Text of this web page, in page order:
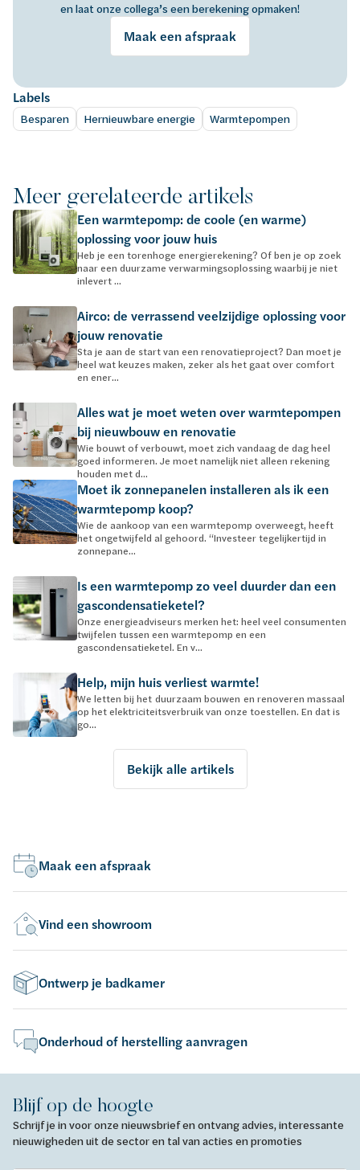
en laat onze collega’s een berekening opmaken!
Maak een afspraak
Labels
Besparen Hernieuwbare energie Warmtepompen
Meer gerelateerde artikels
Een warmtepomp: de coole (en warme)
oplossing voor jouw huis
Heb je een torenhoge energierekening? Of ben je op zoek
naar een duurzame verwarmingsoplossing waarbij je niet
inlevert ...
Airco: de verrassend veelzijdige oplossing voor
jouw renovatie
Sta je aan de start van een renovatieproject? Dan moet je
heel wat keuzes maken, zeker als het gaat over comfort
en ener...
Alles wat je moet weten over warmtepompen
bij nieuwbouw en renovatie
Wie bouwt of verbouwt, moet zich vandaag de dag heel
goed informeren. Je moet namelijk niet alleen rekening
houden met d...
Moet ik zonnepanelen installeren als ik een
warmtepomp koop?
Wie de aankoop van een warmtepomp overweegt, heeft
het ongetwijfeld al gehoord. “Investeer tegelijkertijd in
zonnepane...
Is een warmtepomp zo veel duurder dan een
gascondensatieketel?
Onze energieadviseurs merken het: heel veel consumenten
twijfelen tussen een warmtepomp en een
gascondensatieketel. En v...
Help, mijn huis verliest warmte!
We letten bij het duurzaam bouwen en renoveren massaal
op het elektriciteitsverbruik van onze toestellen. En dat is
go...
Bekijk alle artikels
Maak een afspraak
Vind een showroom
Ontwerp je badkamer
Onderhoud of herstelling aanvragen
Blijf op de hoogte
Schrijf je in voor onze nieuwsbrief en ontvang advies, interessante
nieuwigheden uit de sector en tal van acties en promoties